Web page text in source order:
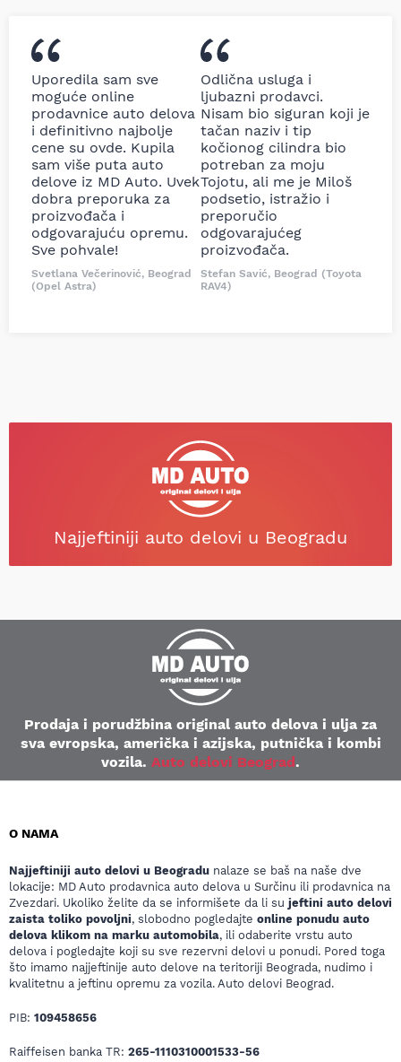
Uporedila sam sve
moguće online
prodavnice auto delova
i definitivno najbolje
cene su ovde. Kupila
sam više puta auto
delove iz MD Auto. Uvek
dobra preporuka za
proizvođača i
odgovarajuću opremu.
Sve pohvale!
Svetlana Večerinović, Beograd
(Opel Astra)
Odlična usluga i
ljubazni prodavci.
Nisam bio siguran koji je
tačan naziv i tip
kočionog cilindra bio
potreban za moju
Tojotu, ali me je Miloš
podsetio, istražio i
preporučio
odgovarajućeg
proizvođača.
Stefan Savić, Beograd (Toyota
RAV4)
Najjeftiniji auto delovi u Beogradu
Prodaja i porudžbina original auto delova i ulja za
sva evropska, američka i azijska, putnička i kombi
vozila. Auto delovi Beograd.
O NAMA
Najjeftiniji auto delovi u Beogradu nalaze se baš na naše dve
lokacije: MD Auto prodavnica auto delova u Surčinu ili prodavnica na
Zvezdari. Ukoliko želite da se informišete da li su jeftini auto delovi
zaista toliko povoljni, slobodno pogledajte online ponudu auto
delova klikom na marku automobila, ili odaberite vrstu auto
delova i pogledajte koji su sve rezervni delovi u ponudi. Pored toga
što imamo najjeftinije auto delove na teritoriji Beograda, nudimo i
kvalitetnu a jeftinu opremu za vozila. Auto delovi Beograd.
PIB: 109458656
Raiffeisen banka TR: 265-1110310001533-56